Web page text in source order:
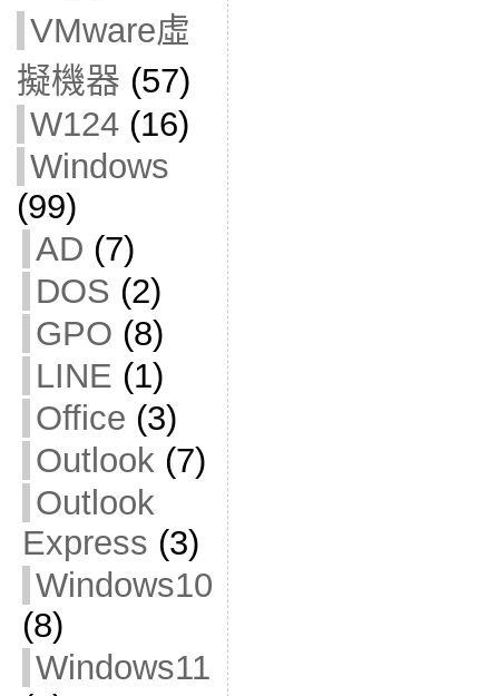
VMware虛
擬機器 (57)
W124(16)
Windows
(99)
AD (7)
DOS (2)
GPO (8)
LINE (1)
Office (3)
Outlook(7)
Outlook
Express (3)
Windows10
(8)
Windows11